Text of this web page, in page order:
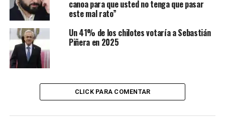
canoa para que usted no tenga que pasar
este mal rato”
Un 41% de los chilotes votaría a Sebastián
Piñera en 2025
CLICK PARA COMENTAR